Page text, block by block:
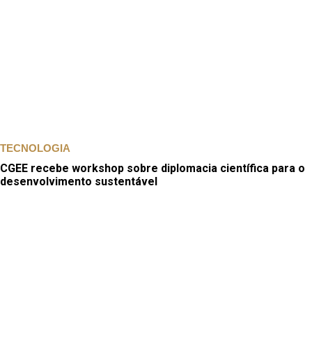
TECNOLOGIA
CGEE recebe workshop sobre diplomacia científica para o
desenvolvimento sustentável